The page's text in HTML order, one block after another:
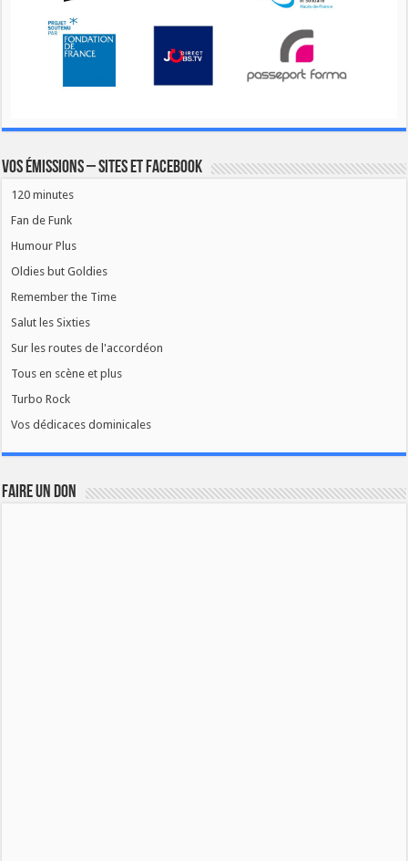
Vos émissions – Sites et Facebook
120 minutes
Fan de Funk
Humour Plus
Oldies but Goldies
Remember the Time
Salut les Sixties
Sur les routes de l'accordéon
Tous en scène et plus
Turbo Rock
Vos dédicaces dominicales
FAIRE UN DON